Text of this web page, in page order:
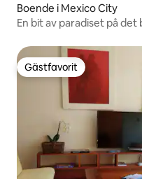
Boende i Mexico City
En bit av paradiset på
Gästfavorit
Gästfavorit